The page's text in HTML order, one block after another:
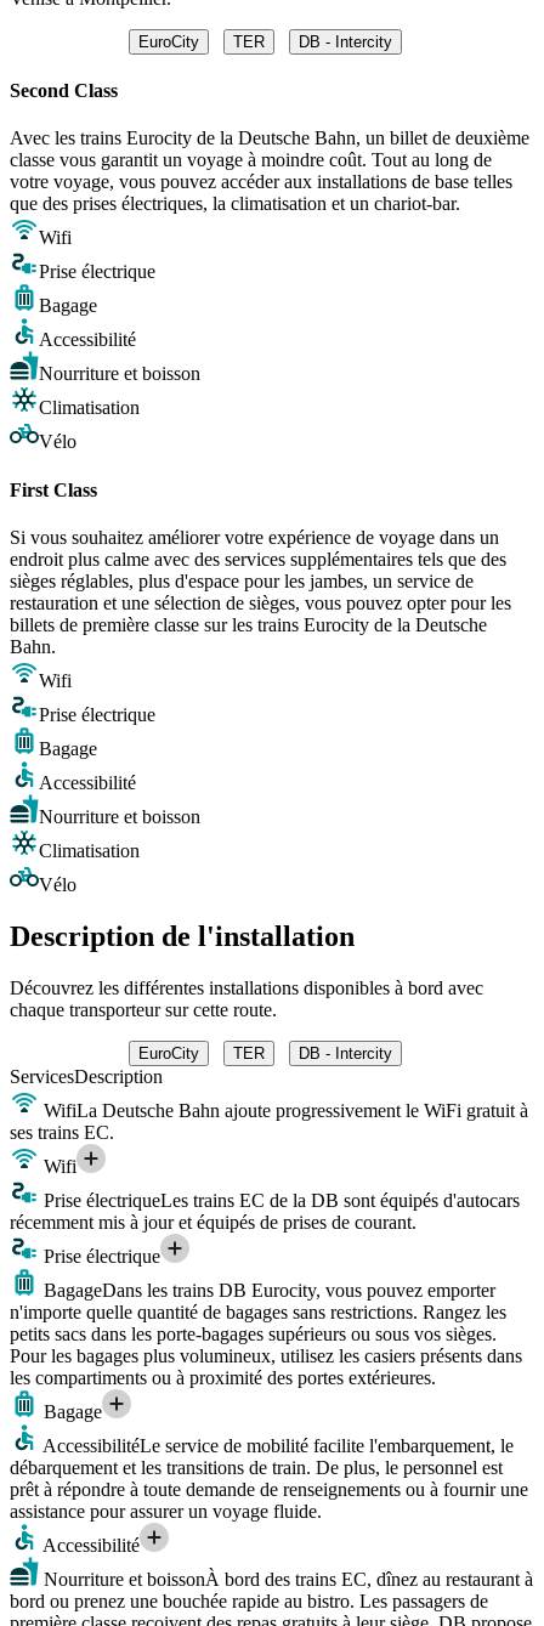
EuroCity TER DB - Intercity
Second Class
Avec les trains Eurocity de la Deutsche Bahn, un billet de deuxième
classe vous garantit un voyage à moindre coût. Tout au long de
votre voyage, vous pouvez accéder aux installations de base telles
que des prises électriques, la climatisation et un chariot-bar.
Wifi
Prise électrique
Bagage
Accessibilité
Nourriture et boisson
Climatisation
Vélo
First Class
Si vous souhaitez améliorer votre expérience de voyage dans un
endroit plus calme avec des services supplémentaires tels que des
sièges réglables, plus d'espace pour les jambes, un service de
restauration et une sélection de sièges, vous pouvez opter pour les
billets de première classe sur les trains Eurocity de la Deutsche
Bahn.
Wifi
Prise électrique
Bagage
Accessibilité
Nourriture et boisson
Climatisation
Vélo
Description de l'installation
Découvrez les différentes installations disponibles à bord avec
chaque transporteur sur cette route.
EuroCity TER DB - Intercity
ServicesDescription
WifiLa Deutsche Bahn ajoute progressivement le WiFi gratuit à
ses trains EC.
Wifi
Prise électriqueLes trains EC de la DB sont équipés d'autocars
récemment mis à jour et équipés de prises de courant.
Prise électrique
BagageDans les trains DB Eurocity, vous pouvez emporter
n'importe quelle quantité de bagages sans restrictions. Rangez les
petits sacs dans les porte-bagages supérieurs ou sous vos sièges.
Pour les bagages plus volumineux, utilisez les casiers présents dans
les compartiments ou à proximité des portes extérieures.
Bagage
AccessibilitéLe service de mobilité facilite l'embarquement, le
débarquement et les transitions de train. De plus, le personnel est
prêt à répondre à toute demande de renseignements ou à fournir une
assistance pour assurer un voyage fluide.
Accessibilité
Nourriture et boissonÀ bord des trains EC, dînez au restaurant à
bord ou prenez une bouchée rapide au bistro. Les passagers de